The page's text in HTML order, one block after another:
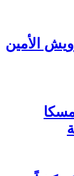
الأمين